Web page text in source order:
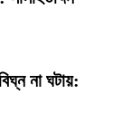
না ঘটায়: